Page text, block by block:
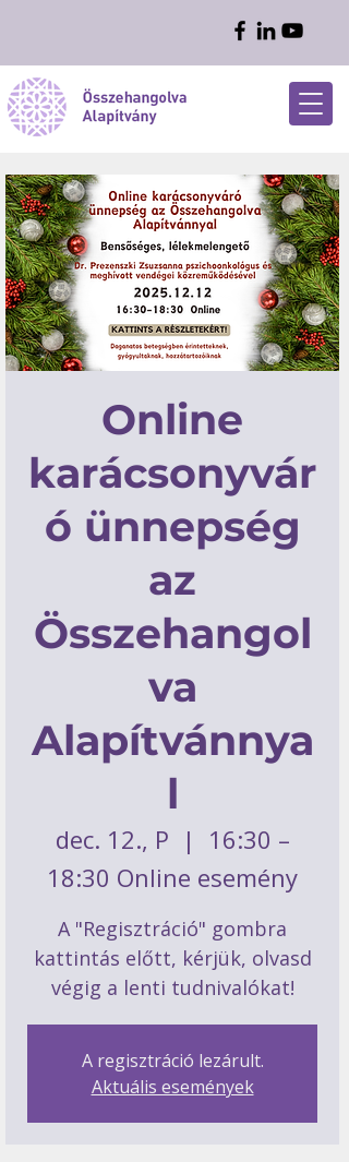
Online
karácsonyvár
ó ünnepség
az
Összehangol
va
Alapítvánnya
l
dec. 12., P
  |
16:30 –
18:30 Online esemény
A "Regisztráció" gombra
kattintás előtt, kérjük, olvasd
végig a lenti tudnivalókat!
A regisztráció lezárult.
Aktuális események